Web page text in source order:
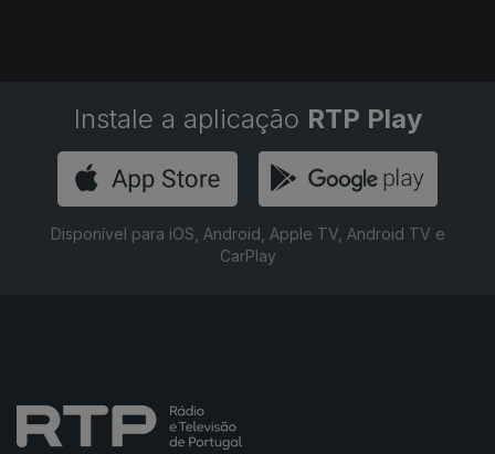
Instale a aplicação RTP Play
Disponível para iOS, Android, Apple TV, Android TV e
CarPlay